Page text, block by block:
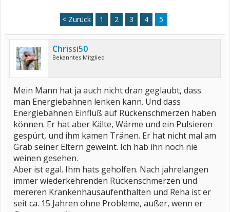
< Zurück 1 2 3 4 5
Chrissi50
Bekanntes Mitglied
Mein Mann hat ja auch nicht dran geglaubt, dass
man Energiebahnen lenken kann. Und dass
Energiebahnen Einfluß auf Rückenschmerzen haben
können. Er hat aber Kälte, Wärme und ein Pulsieren
gespürt, und ihm kamen Tränen. Er hat nicht mal am
Grab seiner Eltern geweint. Ich hab ihn noch nie
weinen gesehen.
Aber ist egal. Ihm hats geholfen. Nach jahrelangen
immer wiederkehrenden Rückenschmerzen und
mereren Krankenhausaufenthalten und Reha ist er
seit ca. 15 Jahren ohne Probleme, außer, wenn er